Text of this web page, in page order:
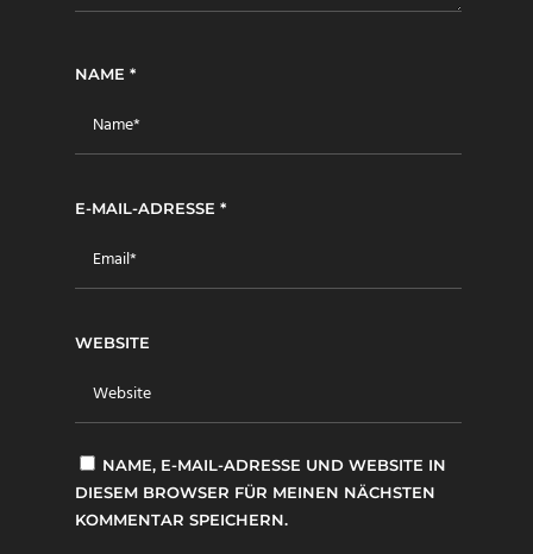
NAME *
E-MAIL-ADRESSE *
WEBSITE
NAME, E-MAIL-ADRESSE UND WEBSITE IN
DIESEM BROWSER FÜR MEINEN NÄCHSTEN
KOMMENTAR SPEICHERN.